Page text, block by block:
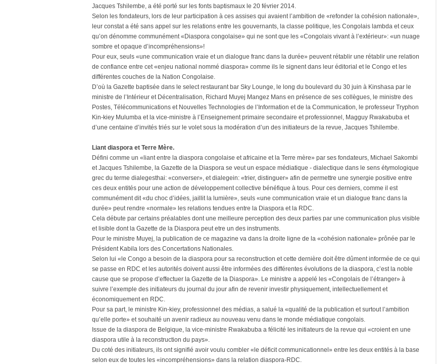
Jacques Tshilembe, a été porté sur les fonts baptismaux le 20 février 2014.
Selon les fondateurs, lors de leur participation à ces assises qui avaient l’ambition de «refonder la cohésion nationale»,
leur constat a été sans appel sur les relations entre les gouvernants, la classe politique, les Congolais lambda et ceux
qu’on dénomme communément «Diaspora congolaise» qui ne sont que les «Congolais vivant à l’extérieur»: «un nuage
sombre et opaque d’incompréhensions»!
Pour eux, seuls «une communication vraie et un dialogue franc dans la durée» peuvent rétablir une rétablir une relation
de confiance entre cet «enjeu national nommé diaspora» comme ils le signent dans leur éditorial et le Congo et les
différentes couches de la Nation Congolaise.
D’où la Gazette baptisée dans le select restaurant bar Sky Lounge, le long du boulevard du 30 juin à Kinshasa par le
ministre de l’Intérieur et Décentralisation, Richard Muyej Mangez Mans en présence de ses collègues, le ministre des
Postes, Télécommunications et Nouvelles Technologies de l’Information et de la Communication, le professeur Tryphon
Kin-kiey Mulumba et la vice-ministre à l’Enseignement primaire secondaire et professionnel, Magguy Rwakabuba et
d’une centaine d’invités triés sur le volet sous la modération d’un des initiateurs de la revue, Jacques Tshilembe.
Liant diaspora et Terre Mère.
Défini comme un «liant entre la diaspora congolaise et africaine et la Terre mère» par ses fondateurs, Michael Sakombi
et Jacques Tshilembe, la Gazette de la Diaspora se veut un espace médiatique - dialectique dans le sens étymologique
grec du terme dialegesthai: «converser», et dialegein: «trier, distinguer» afin de permettre une synergie positive entre
ces deux entités pour une action de développement collective bénéfique à tous. Pour ces derniers, comme il est
communément dit «du choc d’idées, jaillit la lumière», seuls «une communication vraie et un dialogue franc dans la
durée» peut rendre «normale» les relations tendues entre la Diaspora et la RDC.
Cela débute par certains préalables dont une meilleure perception des deux parties par une communication plus visible
et lisible dont la Gazette de la Diaspora peut etre un des instruments.
Pour le ministre Muyej, la publication de ce magazine va dans la droite ligne de la «cohésion nationale» prônée par le
Président Kabila lors des Concertations Nationales.
Selon lui «le Congo a besoin de la diaspora pour sa reconstruction et cette dernière doit être dûment informée de ce qui
se passe en RDC et les autorités doivent aussi être informées des différentes évolutions de la diaspora, c’est la noble
cause que se propose d’effectuer la Gazette de la Diaspora». Le ministre a appelé les «Congolais de l’étranger» à
suivre l’exemple des initiateurs du journal du jour afin de revenir investir physiquement, intellectuellement et
économiquement en RDC.
Pour sa part, le ministre Kin-kiey, professionnel des médias, a salué la «qualité de la publication et surtout l’ambition
qu’elle porte» et souhaité un avenir radieux au nouveau venu dans le monde médiatique congolais.
Issue de la diaspora de Belgique, la vice-ministre Rwakabuba a félicité les initiateurs de la revue qui «croient en une
diaspora utile à la reconstruction du pays».
Du coté des initiateurs, ils ont signifié avoir voulu combler «le déficit communicationnel» entre les deux entités à la base
selon eux de toutes les «incompréhensions» dans la relation diaspora-RDC.